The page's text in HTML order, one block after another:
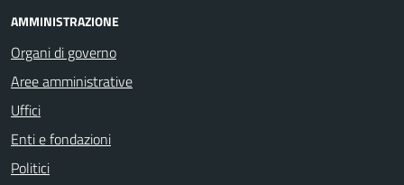
AMMINISTRAZIONE
Organi di governo
Aree amministrative
Uffici
Enti e fondazioni
Politici